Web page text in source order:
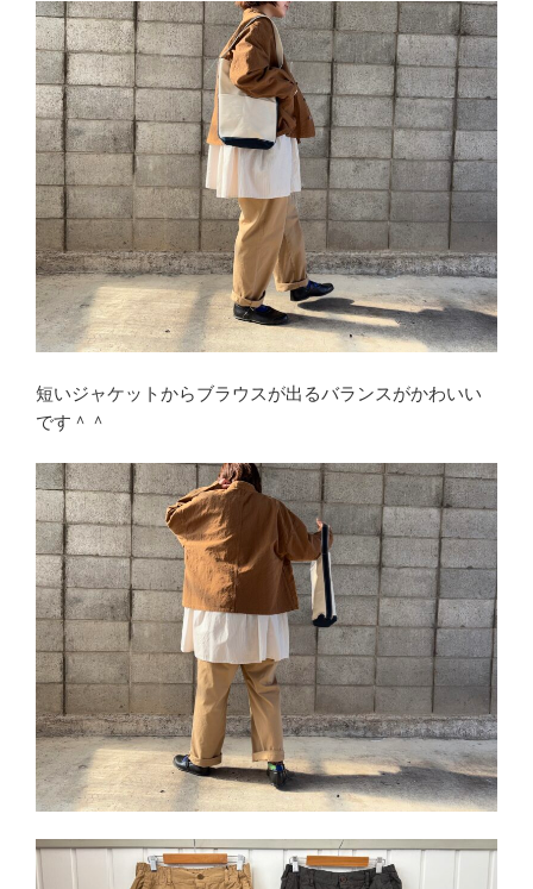
短いジャケットからブラウスが出るバランスがかわいい
です＾＾